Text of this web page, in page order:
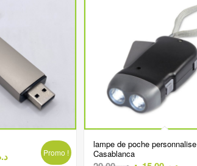
Le
Promo !
lampe de poche personnalise
Casablanca